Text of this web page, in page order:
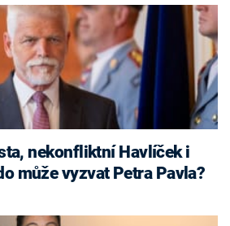
může vyzvat Petra Pavla?